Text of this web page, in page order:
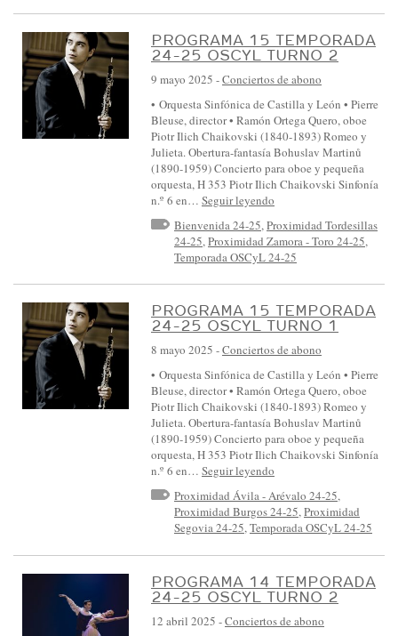
PROGRAMA 15 TEMPORADA
24-25 OSCYL TURNO 2
9 mayo 2025 -Conciertos de abono
• Orquesta Sinfónica de Castilla y León • Pierre
Bleuse, director • Ramón Ortega Quero, oboe
Piotr Ilich Chaikovski (1840-1893) Romeo y
Julieta. Obertura-fantasía Bohuslav Martinů
(1890-1959) Concierto para oboe y pequeña
orquesta, H 353 Piotr Ilich Chaikovski Sinfonía
n.º 6 en… Seguir leyendo
Bienvenida 24-25,Proximidad Tordesillas
24-25,Proximidad Zamora - Toro 24-25,
Temporada OSCyL 24-25
PROGRAMA 15 TEMPORADA
24-25 OSCYL TURNO 1
8 mayo 2025 -Conciertos de abono
• Orquesta Sinfónica de Castilla y León • Pierre
Bleuse, director • Ramón Ortega Quero, oboe
Piotr Ilich Chaikovski (1840-1893) Romeo y
Julieta. Obertura-fantasía Bohuslav Martinů
(1890-1959) Concierto para oboe y pequeña
orquesta, H 353 Piotr Ilich Chaikovski Sinfonía
n.º 6 en… Seguir leyendo
Proximidad Ávila - Arévalo 24-25,
Proximidad Burgos 24-25,Proximidad
Segovia 24-25,Temporada OSCyL 24-25
PROGRAMA 14 TEMPORADA
24-25 OSCYL TURNO 2
12 abril 2025 -Conciertos de abono